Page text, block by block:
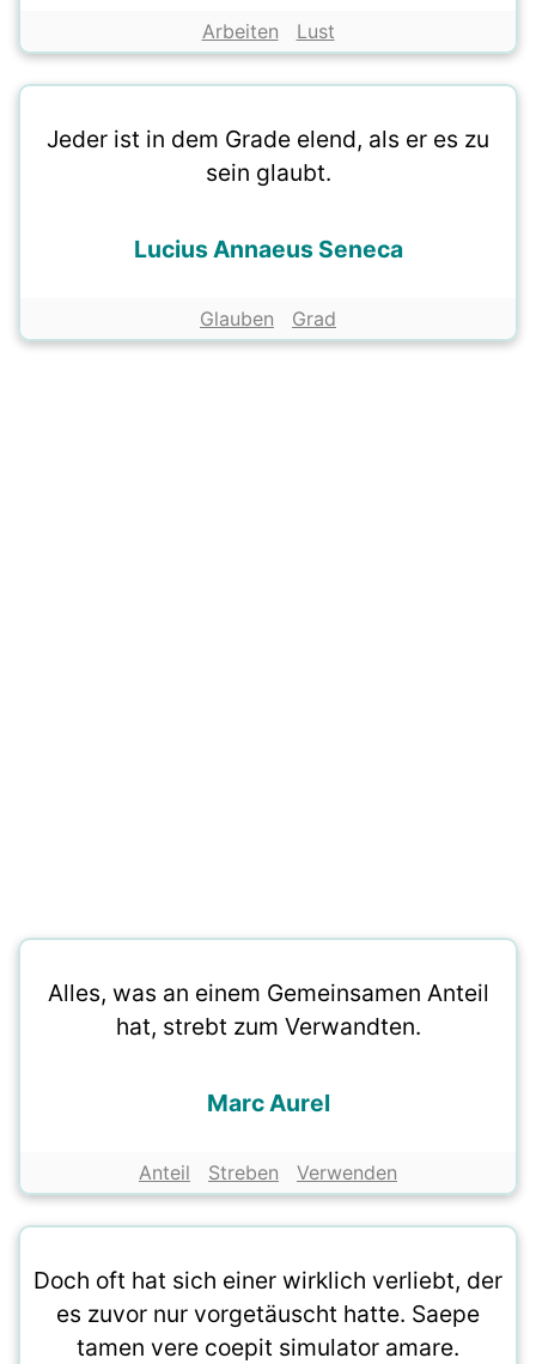
Arbeiten Lust
Jeder ist in dem Grade elend, als er es zu
sein glaubt.
Lucius Annaeus Seneca
Glauben Grad
Alles, was an einem Gemeinsamen Anteil
hat, strebt zum Verwandten.
Marc Aurel
Anteil Streben Verwenden
Doch oft hat sich einer wirklich verliebt, der
es zuvor nur vorgetäuscht hatte. Saepe
tamen vere coepit simulator amare.